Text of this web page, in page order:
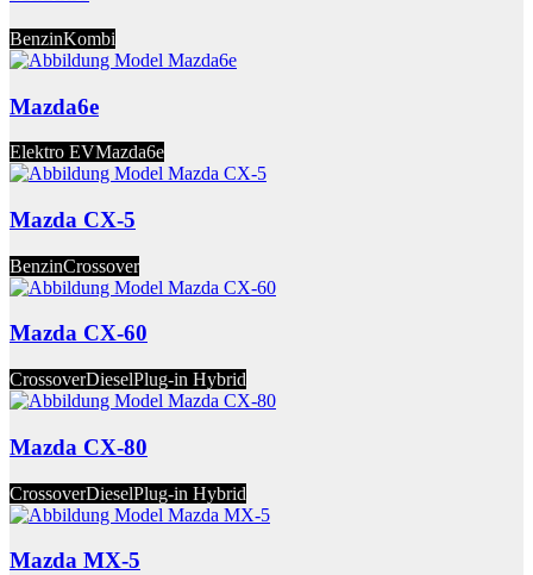
BenzinKombi
Mazda6e
Elektro EVMazda6e
Mazda CX-5
BenzinCrossover
Mazda CX-60
CrossoverDieselPlug-in Hybrid
Mazda CX-80
CrossoverDieselPlug-in Hybrid
Mazda MX-5